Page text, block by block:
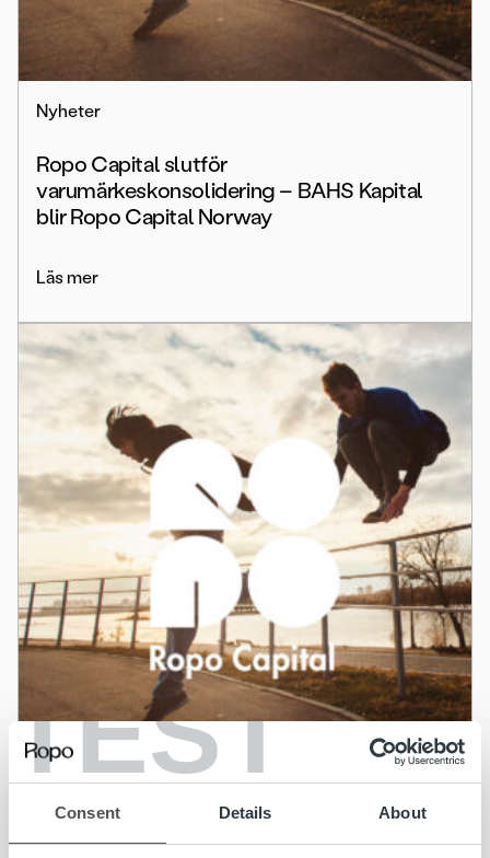
TEST
Consent Details About
Nyheter
Ropo Capital slutför
varumärkeskonsolidering – BAHS Kapital
blir Ropo Capital Norway
Läs mer
Nyheter